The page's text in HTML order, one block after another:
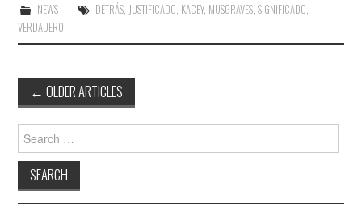
NEWS DETRÁS, JUSTIFICADO, KACEY, MUSGRAVES, SIGNIFICADO,
VERDADERO
Post
navigation
← OLDER ARTICLES
Search
for: